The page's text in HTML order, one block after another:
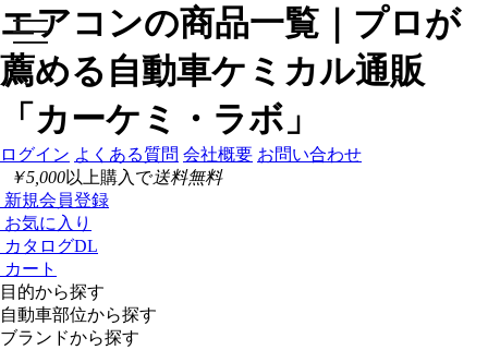
エアコンの商品一覧｜プロが
薦める自動車ケミカル通販
「カーケミ・ラボ」
ログイン よくある質問 会社概要 お問い合わせ
￥5,000以上購入で送料無料
新規会員登録
お気に入り
カタログDL
カート
目的から探す
自動車部位から探す
ブランドから探す
toggle
navigation